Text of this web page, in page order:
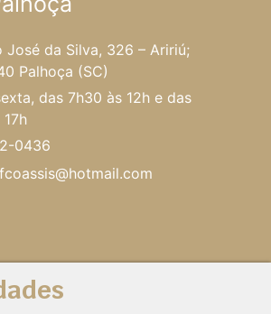
José da Silva, 326 – Aririú;
Palhoça (SC)
das 7h30 às 12h e das
0436